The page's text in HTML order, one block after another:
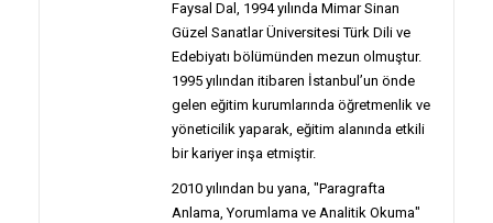
Faysal Dal, 1994 yılında Mimar Sinan
Güzel Sanatlar Üniversitesi Türk Dili ve
Edebiyatı bölümünden mezun olmuştur.
1995 yılından itibaren İstanbul’un önde
gelen eğitim kurumlarında öğretmenlik ve
yöneticilik yaparak, eğitim alanında etkili
bir kariyer inşa etmiştir.
2010 yılından bu yana, "Paragrafta
Anlama, Yorumlama ve Analitik Okuma"